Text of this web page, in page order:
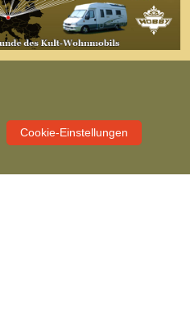
Cookie-Einstellungen